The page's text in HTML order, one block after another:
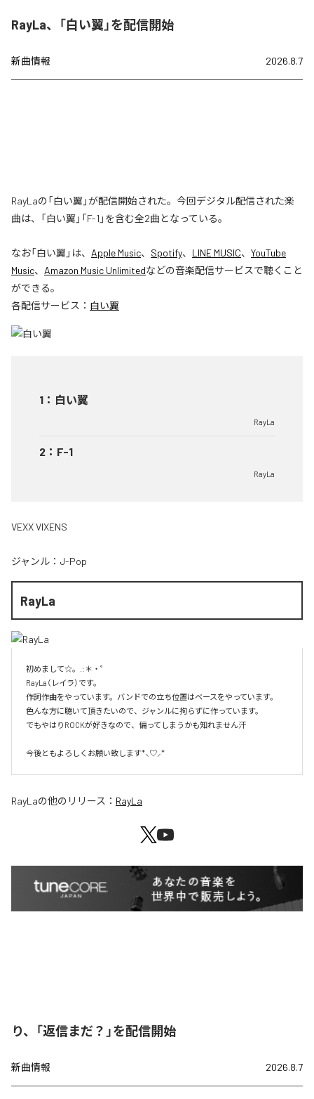
RayLa、「白い翼」を配信開始
新曲情報 2026.8.7
RayLaの「白い翼」が配信開始された。今回デジタル配信された楽
曲は、「白い翼」「F-1」を含む全2曲となっている。
なお「白い翼 」は、 Apple Music、 Spotify、 LINE MUSIC、 YouTube
Music、 Amazon Music Unlimitedなどの音楽配信サービスで聴くこと
ができる。
各配信サービス： 白い翼
1 ： 白い翼
RayLa
2 ： F-1
RayLa
VEXX VIXENS
ジャンル： J-Pop
RayLa
初めまして☆。.:＊・゜
RayLa（レイラ）です。
作詞作曲をやっています。バンドでの立ち位置はベースをやっています。
色んな方に聴いて頂きたいので、ジャンルに拘らずに作っています。
でもやはりROCKが好きなので、偏ってしまうかも知れません汗
今後ともよろしくお願い致します*⸜♡⸝*
RayLaの他のリリース： RayLa
り、「返信まだ？」を配信開始
新曲情報 2026.8.7